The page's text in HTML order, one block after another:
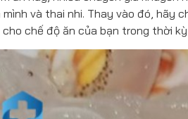
và thai nhi. Thay vào đó, hãy
chế độ ăn của bạn trong thời